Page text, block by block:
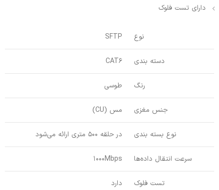
دارای تست فلوک
نوع SFTP
دسته بندی CAT6
رنگ طوسی
جنس مغزی مس (CU)
نوع بسته بندی در حلقه 500 متری ارائه می‌شود
سرعت انتقال داده‌ها 1000Mbps
تست فلوک دارد